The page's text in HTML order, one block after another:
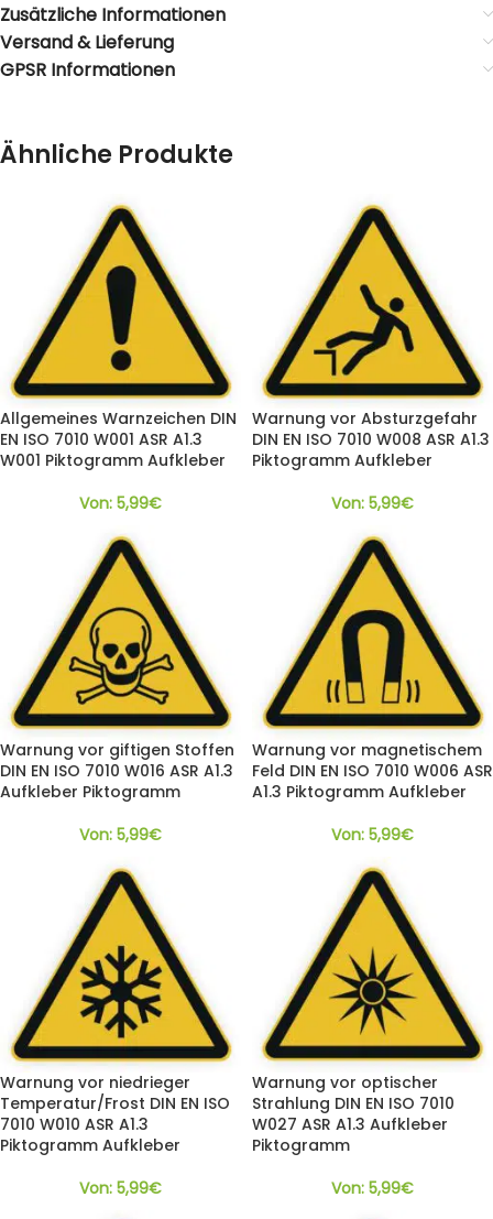
Zusätzliche Informationen
Versand & Lieferung
GPSR Informationen
Ähnliche Produkte
Allgemeines Warnzeichen DIN
EN ISO 7010 W001 ASR A1.3
W001 Piktogramm Aufkleber
Von: 5,99€
Warnung vor Absturzgefahr
DIN EN ISO 7010 W008 ASR A1.3
Piktogramm Aufkleber
Von: 5,99€
Warnung vor giftigen Stoffen
DIN EN ISO 7010 W016 ASR A1.3
Aufkleber Piktogramm
Von: 5,99€
Warnung vor magnetischem
Feld DIN EN ISO 7010 W006 ASR
A1.3 Piktogramm Aufkleber
Von: 5,99€
Warnung vor niedrieger
Temperatur/Frost DIN EN ISO
7010 W010 ASR A1.3
Piktogramm Aufkleber
Von: 5,99€
Warnung vor optischer
Strahlung DIN EN ISO 7010
W027 ASR A1.3 Aufkleber
Piktogramm
Von: 5,99€